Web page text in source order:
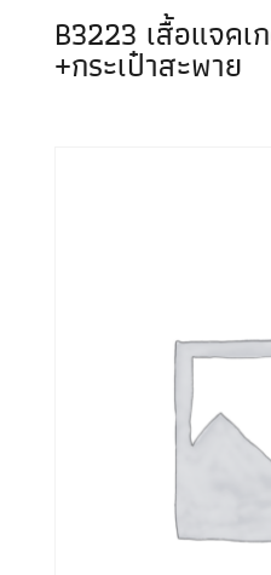
B3223 เสื้อแจค
+กระเป๋าสะพาย